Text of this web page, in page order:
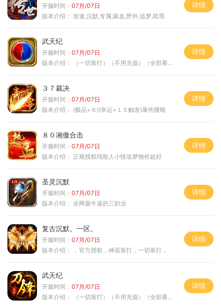
开服时间： 07月/07日
版本介绍： 攻速,沉默,专属,吸血,野外,追梦,暗黑
详情
武天纪
开服时间： 07月/07日
版本介绍：
（一切靠打）（不用充值）（全部看脸）
详情
３７裁决
开服时间： 07月/07日
版本介绍： (极品+８)(幸运+１５触发)暴伤腰靴
详情
８０湘傲合击
开服时间： 07月/07日
版本介绍： 正规授权纯散人小怪追梦物价超好
详情
圣灵沉默
开服时间： 07月/07日
版本介绍： 全网最牛逼的三职业
详情
复古沉默。一区。
开服时间： 07月/07日
版本介绍：
，官方授权，神器靠打，一切靠打，
详情
武天纪
开服时间： 07月/07日
版本介绍：
（一切靠打）（不用充值）（全部看脸）
详情